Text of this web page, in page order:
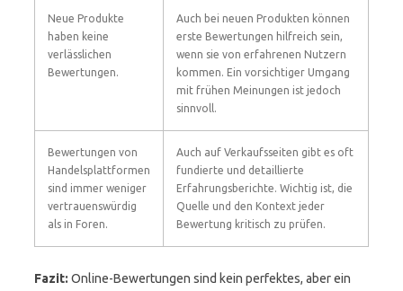
Neue Produkte
haben keine
verlässlichen
Bewertungen.
Auch bei neuen Produkten können
erste Bewertungen hilfreich sein,
wenn sie von erfahrenen Nutzern
kommen. Ein vorsichtiger Umgang
mit frühen Meinungen ist jedoch
sinnvoll.
Bewertungen von
Handelsplattformen
sind immer weniger
vertrauenswürdig
als in Foren.
Auch auf Verkaufsseiten gibt es oft
fundierte und detaillierte
Erfahrungsberichte. Wichtig ist, die
Quelle und den Kontext jeder
Bewertung kritisch zu prüfen.
Fazit: Online-Bewertungen sind kein perfektes, aber ein